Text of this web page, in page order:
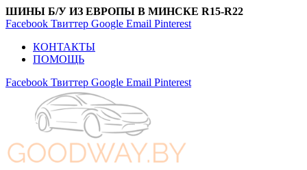
ШИНЫ Б/У ИЗ ЕВРОПЫ В МИНСКЕ R15-R22
Facebook Твиттер Google Email Pinterest
КОНТАКТЫ
ПОМОЩЬ
Facebook Твиттер Google Email Pinterest